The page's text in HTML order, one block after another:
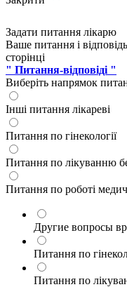
Задати питання лікарю
Ваше питання і
сторінці
" Питання-відповіді "
Виберіть напрямок
Інші питання лікареві
Питання по гінекології
Питання по лікуванню
Питання по роботі
Другие вопросы
Питання по
Питання по